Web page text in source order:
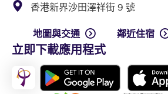
香港新界沙田澤祥街 9 號
地圖與交通 鄰近住宿
立即下載應用程式